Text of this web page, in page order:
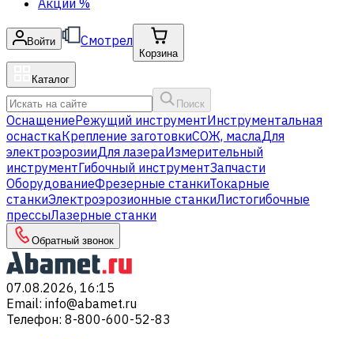
Акции %
Войти Смотрел
Корзина
Каталог
Поиск
ОснащениеРежущий инструментИнструментальная
оснасткаКрепление заготовкиСОЖ, маслаДля
электроэрозииДля лазераИзмерительный
инструментГибочный инструментЗапчасти
ОборудованиеФрезерные станкиТокарные
станкиЭлектроэрозионные станкиЛистогибочные
прессыЛазерные станки
Обратный звонок
07.08.2026, 16:15
Email: info@abamet.ru
Телефон: 8-800-600-52-83